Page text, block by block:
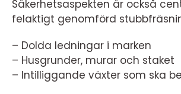
Säkerhetsaspekten är också
felaktigt genomförd
– Dolda ledningar i marken
– Husgrunder, murar och staket
– Intilliggande växter som ska